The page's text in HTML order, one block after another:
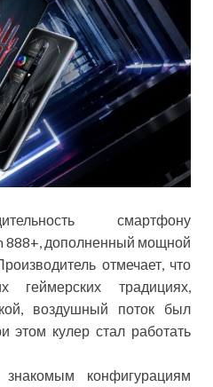
смартфону
888+, дополненный мощной
отмечает, что
геймерских традициях,
воздушный поток был
этом кулер стал работать
конфигурациям